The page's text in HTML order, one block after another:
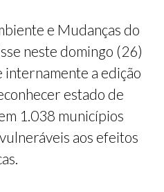
e Mudanças do
neste domingo (26)
a edição
estado de
1.038 municípios
aos efeitos